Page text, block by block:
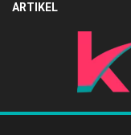
ARTIKEL